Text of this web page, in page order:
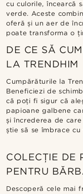
cu culorile, încearcă
verde. Aceste
oferă și un aer de
poate transforma o
DE CE SĂ
LA TRENDHIM
Cumpărăturile la
Beneficiezi de
că poți fi sigur că
papioane galbene
și încrederea de
știe să se îmbrace cu
COLECȚIE DE
PENTRU
Descoperă cele mai